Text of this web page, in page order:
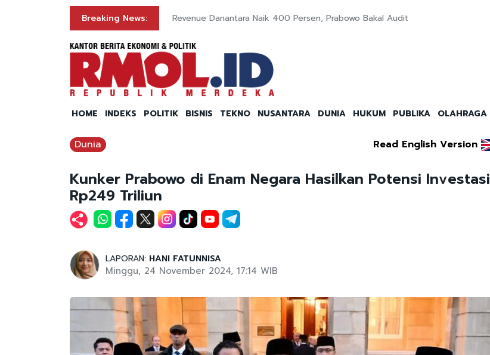
Breaking News: Revenue Danantara Naik 400 Persen, Prabowo Bakal Audit
HOME INDEKS POLITIK BISNIS TEKNO NUSANTARA DUNIA HUKUM PUBLIKA OLAHRAGA
Dunia Read English Version
Kunker Prabowo di Enam Negara Hasilkan Potensi Investasi
Rp249 Triliun
LAPORAN: HANI FATUNNISA
Minggu, 24 November 2024, 17:14 WIB